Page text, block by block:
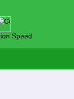
Speed